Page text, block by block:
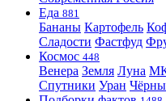
Еда 881
Бананы Картофель
Сладости Фастфуд
Космос 448
Венера Земля Луна
Спутники Уран